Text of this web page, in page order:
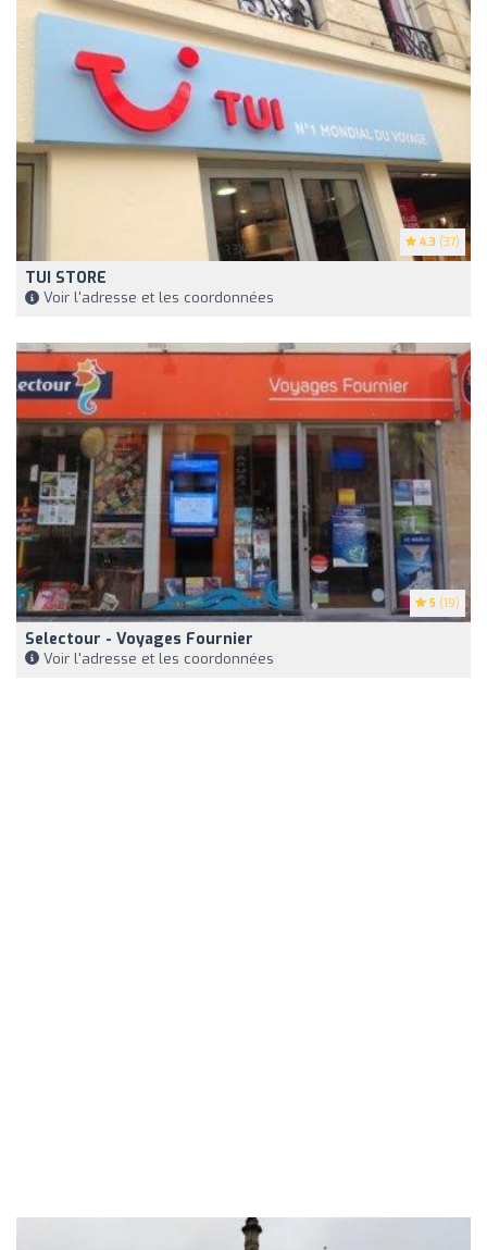
4.3 (37)
TUI STORE
Voir l'adresse et les coordonnées
5 (19)
Selectour - Voyages Fournier
Voir l'adresse et les coordonnées